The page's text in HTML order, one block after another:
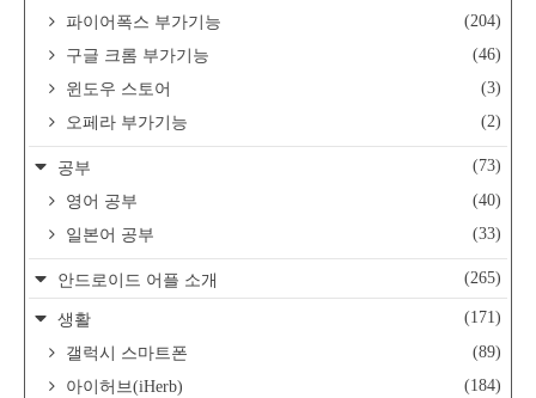
파이어폭스 부가기능
(204)
구글 크롬 부가기능
(46)
윈도우 스토어
(3)
오페라 부가기능
(2)
공부
(73)
영어 공부
(40)
일본어 공부
(33)
안드로이드 어플 소개 (265)
생활
(171)
갤럭시 스마트폰
(89)
아이허브(iHerb)
(184)